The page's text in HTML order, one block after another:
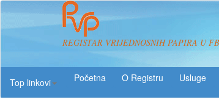
REGISTAR VRIJEDNOSNIH PAPIRA U
Top linkovi
O Registru Usluge